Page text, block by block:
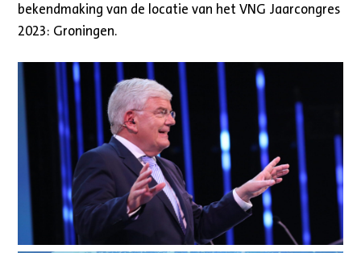
bekendmaking van de locatie van het VNG Jaarcongres
2023: Groningen.